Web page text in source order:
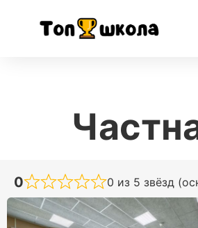
0 0 из 5 звёзд